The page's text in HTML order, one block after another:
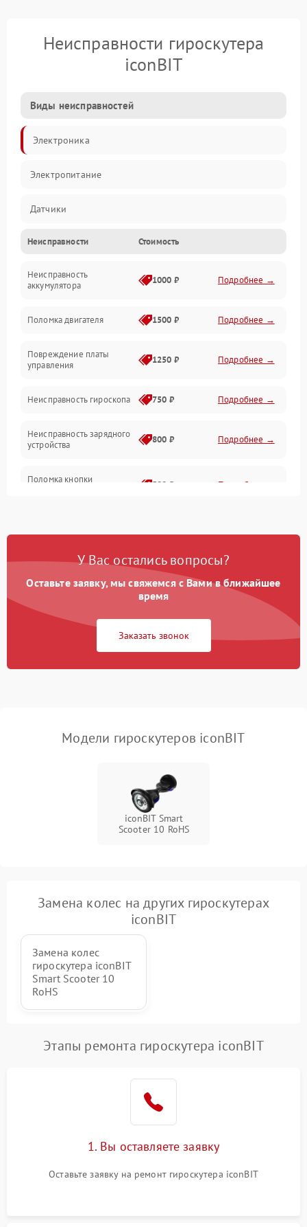
Неисправности гироскутера
iconBIT
Виды неисправностей
Электроника
Электропитание
Датчики
Привод
Механические повреждения
Неисправности Стоимость
Неисправность
аккумулятора
1000 ₽ Подробнее →
Поломка двигателя 1500 ₽ Подробнее →
Повреждение платы
управления
1250 ₽ Подробнее →
Неисправность гироскопа 750 ₽ Подробнее →
Неисправность зарядного
устройства
800 ₽ Подробнее →
Поломка кнопки
500 ₽ Подробнее →
наклона
зарядки
750 ₽
Повреждение проводов
500 ₽
У Вас остались вопросы?
Оставьте заявку, мы свяжемся с Вами в ближайшее
время
Заказать звонок
Модели гироскутеров iconBIT
iconBIT Smart
Scooter 10 RoHS
Замена колес на других гироскутерах
iconBIT
Замена колес
гироскутера iconBIT
Smart Scooter 10
RoHS
Этапы ремонта гироскутера iconBIT
1. Вы оставляете заявку
Оставьте заявку на ремонт гироскутера iconBIT